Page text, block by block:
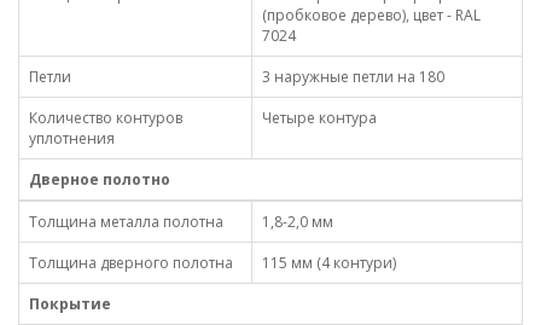
(пробковое дерево), цвет - RAL
7024
Петли
3 наружные петли на 180
Количество контуров
уплотнения
Четыре контура
Дверное полотно
Толщина металла полотна
1,8-2,0 мм
Толщина дверного полотна
115 мм (4 контури)
Покрытие